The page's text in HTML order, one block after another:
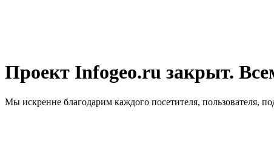
Проект Infogeo.ru закрыт.
Мы искренне благодарим каждого посетителя, пользователя,